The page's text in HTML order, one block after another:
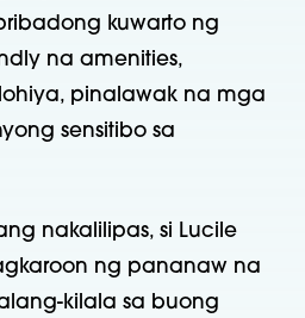
kuwarto ng
na amenities,
pinalawak na mga
sensitibo sa
nakalilipas, si Lucile
ng pananaw na
kilala sa buong